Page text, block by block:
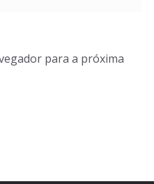
para a próxima